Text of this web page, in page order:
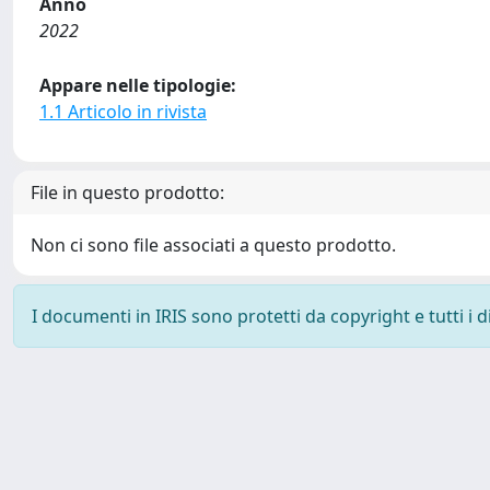
2022
Appare nelle tipologie:
1.1 Articolo in rivista
File in questo prodotto:
Non ci sono file associati a questo prodotto.
I documenti in IRIS sono protetti da copyright e tutti i